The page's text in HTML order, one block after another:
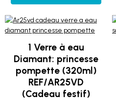
1 Verre à eau
Diamant: princesse
pompette (320ml)
REF/AR25VD
(Cadeau festif)